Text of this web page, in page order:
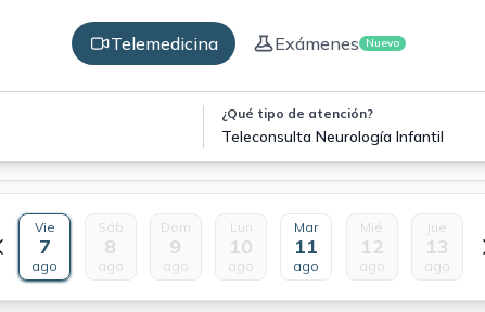
Telemedicina Exámenes Nuevo
¿Qué tipo de atención?
Teleconsulta Neurología Infantil
Vie
7
ago
Sáb
8
ago
Dom
9
ago
Lun
10
ago
Mar
11
ago
Mié
12
ago
Jue
13
ago